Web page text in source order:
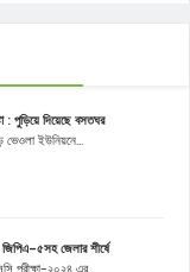
: পুড়িয়ে দিয়েছে বসতঘর
ভেওলা ইউনিয়নে...
৫সহ জেলার শীর্ষে